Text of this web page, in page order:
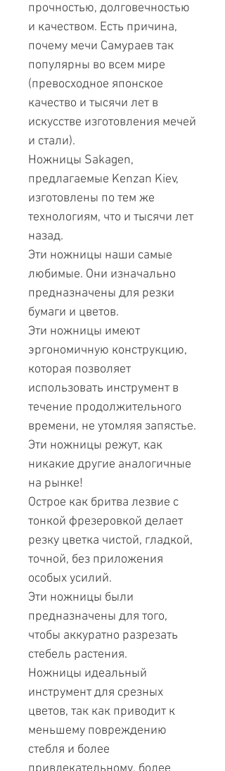
прочностью, долговечностью
и качеством. Есть причина,
почему мечи Самураев так
популярны во всем мире
(превосходное японское
качество и тысячи лет в
искусстве изготовления мечей
и стали).
Ножницы Sakagen,
предлагаемые Kenzan Kiev,
изготовлены по тем же
технологиям, что и тысячи лет
назад.
Эти ножницы наши самые
любимые. Они изначально
предназначены для резки
бумаги и цветов.
Эти ножницы имеют
эргономичную конструкцию,
которая позволяет
использовать инструмент в
течение продолжительного
времени, не утомляя запястье.
Эти ножницы режут, как
никакие другие аналогичные
на рынке!
Острое как бритва лезвие с
тонкой фрезеровкой делает
резку цветка чистой, гладкой,
точной, без приложения
особых усилий.
Эти ножницы были
предназначены для того,
чтобы аккуратно разрезать
стебель растения.
Ножницы идеальный
инструмент для срезных
цветов, так как приводит к
меньшему повреждению
стебля и более